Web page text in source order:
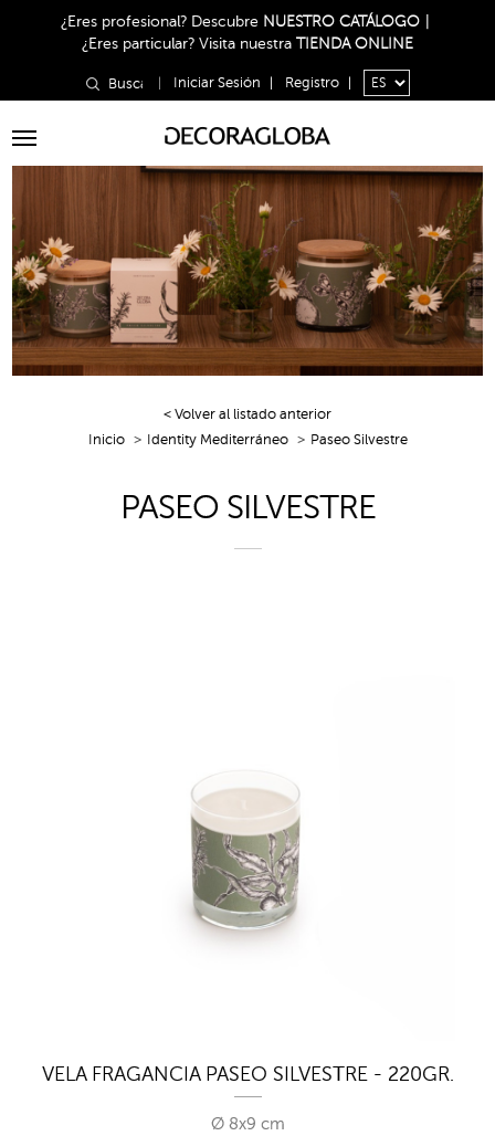
¿Eres profesional? Descubre NUESTRO CATÁLOGO
¿Eres particular? Visita nuestra TIENDA ONLINE
Iniciar Sesión Registro
Toggle
navigation
< Volver al listado anterior
Inicio
Identity Mediterráneo Paseo Silvestre
PASEO SILVESTRE
VELA FRAGANCIA PASEO SILVESTRE - 220GR.
Ø 8x9 cm